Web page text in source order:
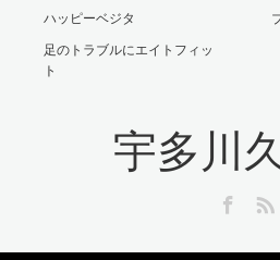
ハッピーベジタ
足のトラブルにエイトフィッ
ト
宇多川